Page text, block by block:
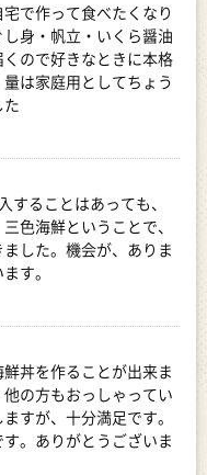
で作って食べたくなり
身・帆立・いくら醤油
ので好きなときに本格
は家庭用としてちょう
ることはあっても、
色海鮮ということで、
した。機会が、ありま
す。
丼を作ることが出来ま
の方もおっしゃってい
すが、十分満足です。
。ありがとうございま